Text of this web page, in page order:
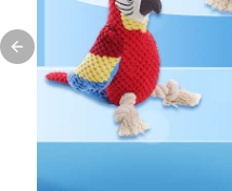
Previous slide